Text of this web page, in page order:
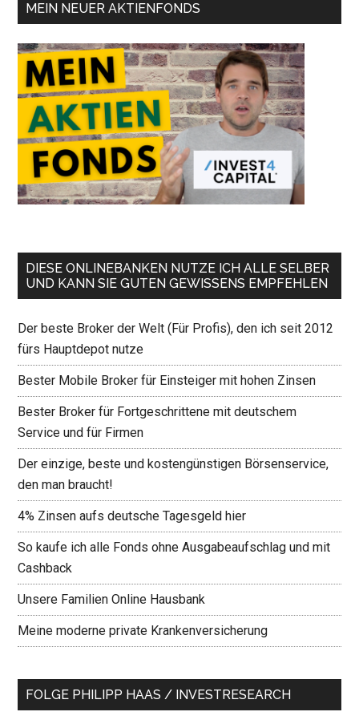
MEIN NEUER AKTIENFONDS
DIESE ONLINEBANKEN NUTZE ICH ALLE SELBER
UND KANN SIE GUTEN GEWISSENS EMPFEHLEN
Der beste Broker der Welt (Für Profis), den ich seit 2012
fürs Hauptdepot nutze
Bester Mobile Broker für Einsteiger mit hohen Zinsen
Bester Broker für Fortgeschrittene mit deutschem
Service und für Firmen
Der einzige, beste und kostengünstigen Börsenservice,
den man braucht!
4% Zinsen aufs deutsche Tagesgeld hier
So kaufe ich alle Fonds ohne Ausgabeaufschlag und mit
Cashback
Unsere Familien Online Hausbank
Meine moderne private Krankenversicherung
FOLGE PHILIPP HAAS / INVESTRESEARCH